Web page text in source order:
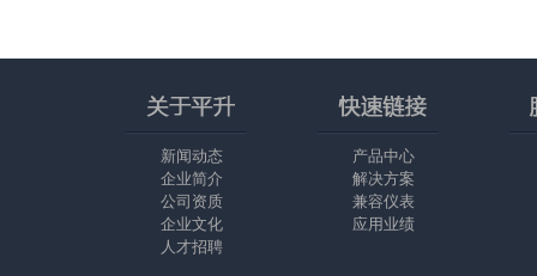
新闻动态
企业简介
公司资质
企业文化
人才招聘
产品中心
解决方案
兼容仪表
应用业绩